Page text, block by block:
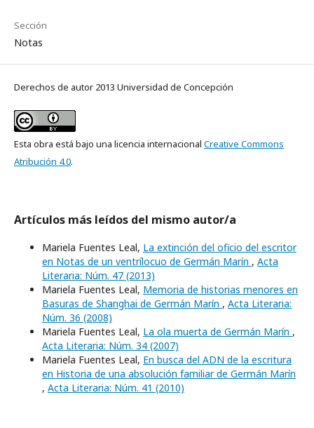
Sección
Notas
Derechos de autor 2013 Universidad de Concepción
Esta obra está bajo una licencia internacional Creative Commons
Atribución 4.0.
Artículos más leídos del mismo autor/a
Mariela Fuentes Leal, La extinción del oficio del escritor
en Notas de un ventrílocuo de Germán Marín , Acta
Literaria: Núm. 47 (2013)
Mariela Fuentes Leal, Memoria de historias menores en
Basuras de Shanghai de Germán Marín , Acta Literaria:
Núm. 36 (2008)
Mariela Fuentes Leal, La ola muerta de Germán Marín ,
Acta Literaria: Núm. 34 (2007)
Mariela Fuentes Leal, En busca del ADN de la escritura
en Historia de una absolución familiar de Germán Marín
, Acta Literaria: Núm. 41 (2010)